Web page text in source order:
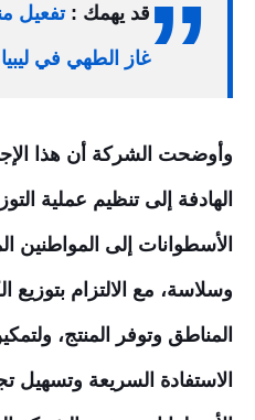
قد يهمك :تفعيل
غاز الطهي في ليبيا 2026
وأوضحت الشركة أن هذا
الهادفة إلى تنظيم عملية
الأسطوانات إلى المواطنين
وسلاسة، مع الالتزام بتوزيع
المناطق وتوفر المنتج،
الاستفادة السريعة